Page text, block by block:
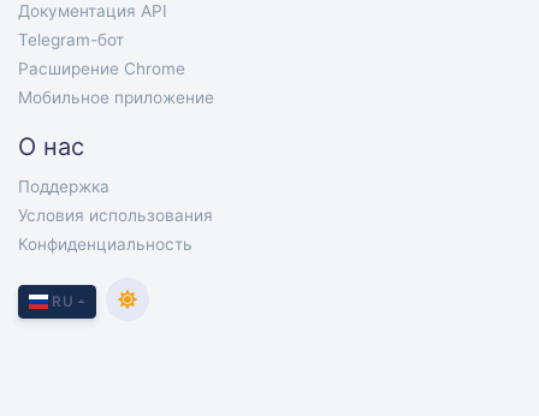
Документация API
Telegram-бот
Расширение Chrome
Мобильное приложение
О нас
Поддержка
Условия использования
Конфиденциальность
RU